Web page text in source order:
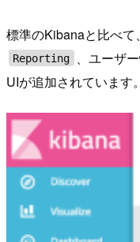
標準のKibanaと比べて、
Reporting 、ユーザ
UIが追加されています。